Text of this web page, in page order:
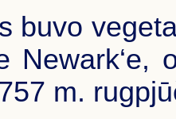
buvo
Newark‘e,
m.